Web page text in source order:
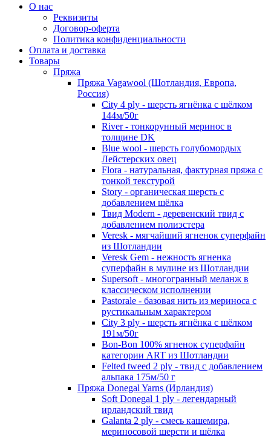
О нас
Реквизиты
Договор-оферта
Политика конфиденциальности
Оплата и доставка
Товары
Пряжа
Пряжа Vagawool (Шотландия, Европа,
Россия)
City 4 ply - шерсть ягнёнка с шёлком
144м/50г
River - тонкорунный меринос в
толщине DK
Blue wool - шерсть голубомордых
Лейстерских овец
Flora - натуральная, фактурная пряжа с
тонкой текстурой
Story - органическая шерсть с
добавлением шёлка
Твид Modern - деревенский твид с
добавлением полиэстера
Veresk - мягчайший ягненок суперфайн
из Шотландии
Veresk Gem - нежность ягненка
суперфайн в мулине из Шотландии
Supersoft - многогранный меланж в
классическом исполнении
Pastorale - базовая нить из мериноса с
рустикальным характером
City 3 ply - шерсть ягнёнка с шёлком
191м/50г
Bon-Bon 100% ягненок суперфайн
категории ART из Шотландии
Felted tweed 2 ply - твид с добавлением
альпака 175м/50 г
Пряжа Donegal Yarns (Ирландия)
Soft Donegal 1 ply - легендарный
ирландский твид
Galanta 2 ply - смесь кашемира,
мериносовой шерсти и шёлка